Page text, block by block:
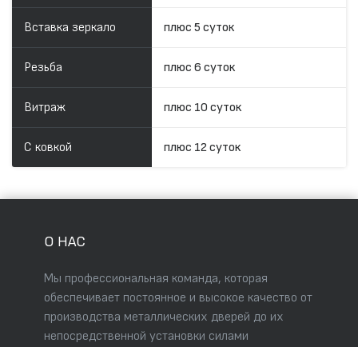
Вставка зеркало плюс 5 суток
Резьба плюс 6 суток
Витраж плюс 10 суток
С ковкой плюс 12 суток
О НАС
Мы профессиональная команда, которая
обеспечивает постоянное и высокое качество от
производства металлических дверей до их
непосредственной установки силами